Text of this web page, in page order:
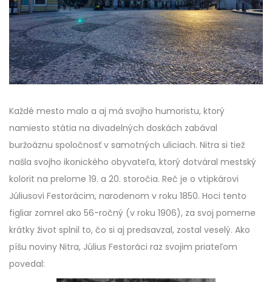
Každé mesto malo a aj má svojho humoristu, ktorý
namiesto státia na divadelných doskách zabával
buržoáznu spoločnosť v samotných uliciach. Nitra si tiež
našla svojho ikonického obyvateľa, ktorý dotváral mestský
kolorit na prelome 19. a 20. storočia. Reč je o vtipkárovi
Júliusovi Festorácim, narodenom v roku 1850. Hoci tento
figliar zomrel ako 56-ročný (v roku 1906), za svoj pomerne
krátky život splnil to, čo si aj predsavzal, zostal veselý. Ako
píšu noviny Nitra, Július Festoráci raz svojim priateľom
povedal: